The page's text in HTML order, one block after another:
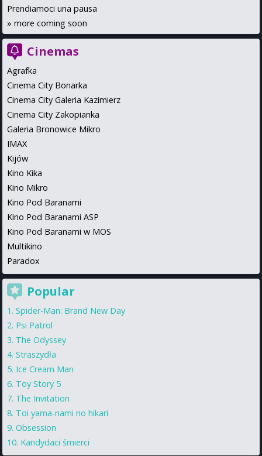
Prendiamoci una pausa
» more coming soon
Cinemas
Agrafka
Cinema City Bonarka
Cinema City Galeria Kazimierz
Cinema City Zakopianka
Galeria Bronowice Mikro
IMAX
Kijów
Kino Kika
Kino Mikro
Kino Pod Baranami
Kino Pod Baranami ASP
Kino Pod Baranami w MOS
Multikino
Paradox
Popular
Spider-Man: Brand New Day
Psi Patrol
The Odyssey
Straszydła
Ice Cream Man
Toy Story 5
The Invitation
Toi yama-nami no hikari
Obsession
Kandydaci śmierci